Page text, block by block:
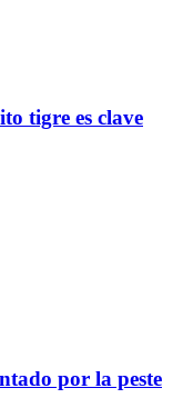
tigre es clave
por la peste